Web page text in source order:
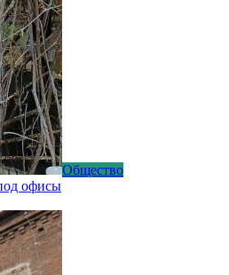
Общество
офисы